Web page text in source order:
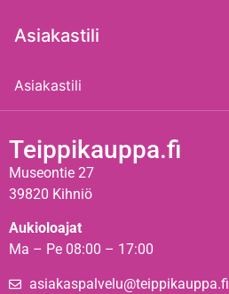
Asiakastili
Asiakastili
Teippikauppa.fi
Museontie 27
39820 Kihniö
Aukioloajat
Ma – Pe 08:00 – 17:00
asiakaspalvelu@teippikauppa.fi